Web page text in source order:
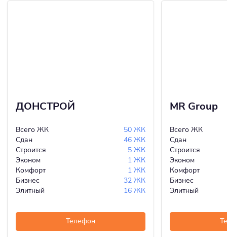
ДОНСТРОЙ
Всего ЖК
50 ЖК
Сдан
46 ЖК
Строится
5 ЖК
Эконом
1 ЖК
Комфорт
1 ЖК
Бизнес
32 ЖК
Элитный
16 ЖК
Телефон
MR Group
Всего ЖК
Сдан
Строится
Эконом
Комфорт
Бизнес
Элитный